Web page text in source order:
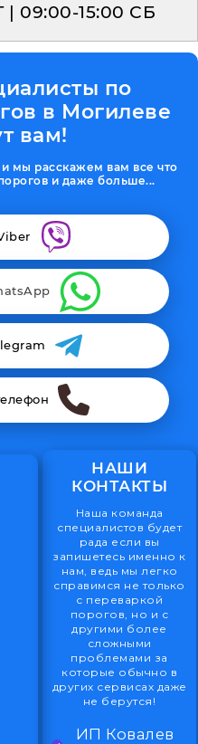
09:00-15:00 СБ
по
в Могилеве
вам!
мы расскажем вам все что
и даже больше...
НАШИ
КОНТАКТЫ
Наша команда
специалистов будет
рада если вы
запишетесь именно к
нам, ведь мы легко
справимся не только
с переваркой
порогов, но и с
другими более
сложными
проблемами за
которые обычно в
других сервисах даже
не берутся!
ИП Ковалев